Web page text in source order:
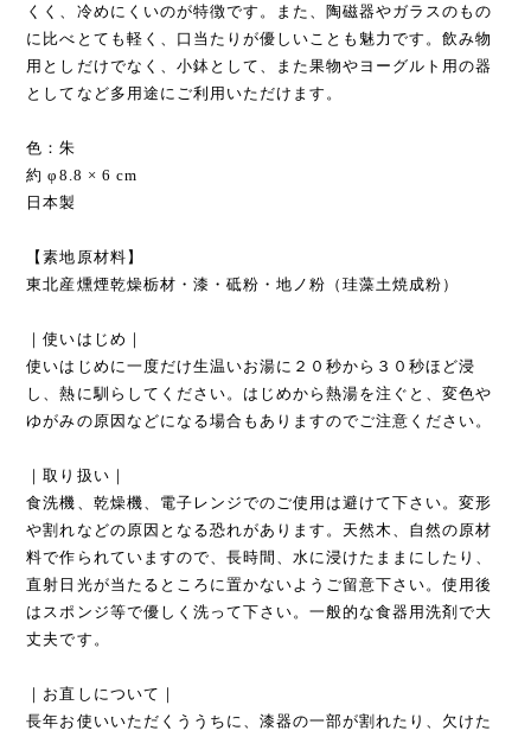
くく、冷めにくいのが特徴です。また、陶磁器やガラスのもの
に比べとても軽く、口当たりが優しいことも魅力です。飲み物
用としだけでなく、小鉢として、また果物やヨーグルト用の器
としてなど多用途にご利用いただけます。
色：朱
約 φ8.8 × 6 cm
日本製
【素地原材料】
東北産燻煙乾燥栃材・漆・砥粉・地ノ粉（珪藻土焼成粉）
｜使いはじめ｜
使いはじめに一度だけ生温いお湯に２０秒から３０秒ほど浸
し、熱に馴らしてください。はじめから熱湯を注ぐと、変色や
ゆがみの原因などになる場合もありますのでご注意ください。
｜取り扱い｜
食洗機、乾燥機、電子レンジでのご使用は避けて下さい。変形
や割れなどの原因となる恐れがあります。天然木、自然の原材
料で作られていますので、長時間、水に浸けたままにしたり、
直射日光が当たるところに置かないようご留意下さい。使用後
はスポンジ等で優しく洗って下さい。一般的な食器用洗剤で大
丈夫です。
｜お直しについて｜
長年お使いいただくううちに、漆器の一部が割れたり、欠けた